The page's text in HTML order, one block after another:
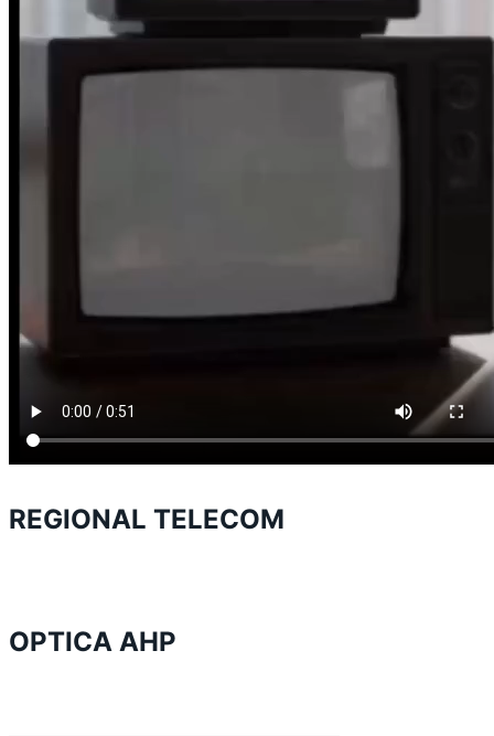
REGIONAL TELECOM
OPTICA AHP